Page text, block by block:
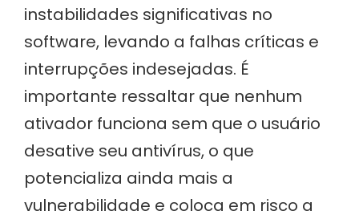
instabilidades significativas no
software, levando a falhas críticas e
interrupções indesejadas. É
importante ressaltar que nenhum
ativador funciona sem que o usuário
desative seu antivírus, o que
potencializa ainda mais a
vulnerabilidade e coloca em risco a